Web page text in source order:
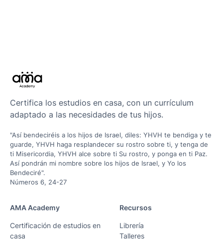
Certifica los estudios en casa, con un currículum
adaptado a las necesidades de tus hijos.
"Así bendeciréis a los hijos de Israel, diles: YHVH te bendiga y te
guarde, YHVH haga resplandecer su rostro sobre ti, y tenga de
ti Misericordia, YHVH alce sobre ti Su rostro, y ponga en ti Paz.
Así pondrán mi nombre sobre los hijos de Israel, y Yo los
Bendeciré".
Números 6, 24-27
AMA Academy
Certificación de estudios en
casa
Recursos
Librería
Talleres